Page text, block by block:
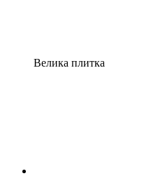
Велика плитка